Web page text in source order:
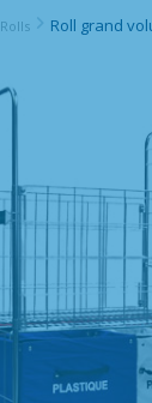
Rolls Roll grand